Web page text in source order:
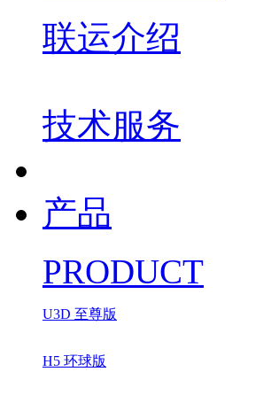
联运介绍
技术服务
产品
PRODUCT
U3D 至尊版
H5 环球版